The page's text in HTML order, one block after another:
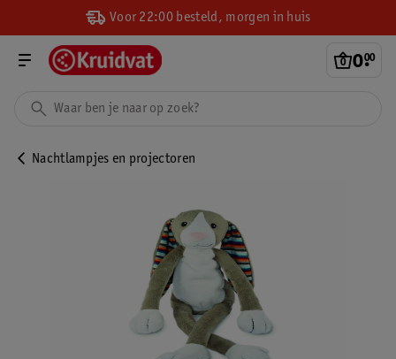
Voor 22:00 besteld, morgen in huis
0.
00
Nachtlampjes en projectoren